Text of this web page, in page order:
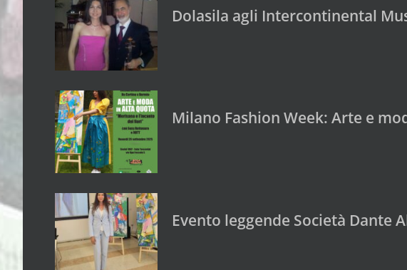
Dolasila agli Intercontinental
Milano Fashion Week: Arte e
Evento leggende Società Dante